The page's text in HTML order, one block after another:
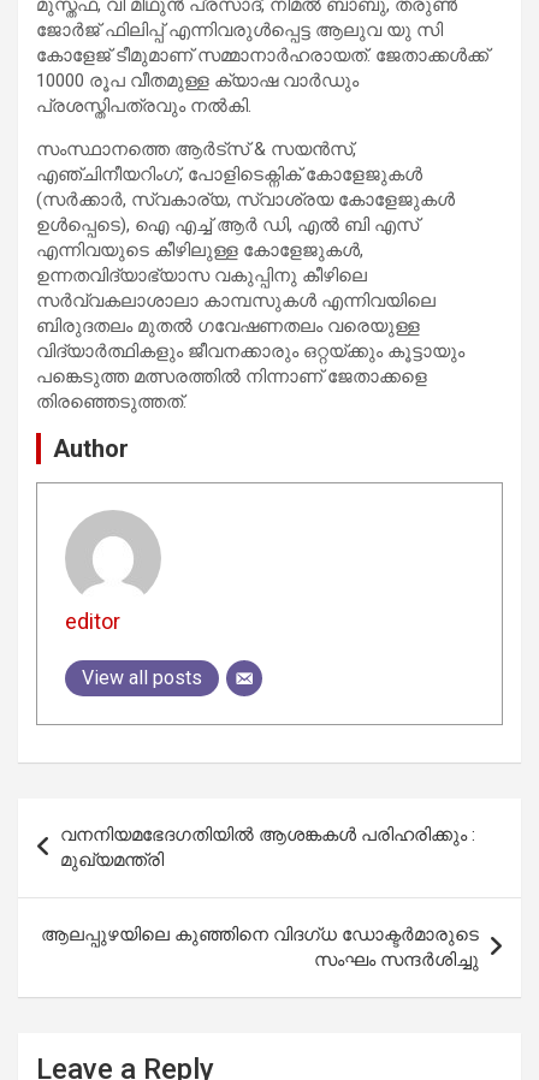
ജോർജ് ഫിലിപ്പ് എന്നിവരുൾപ്പെട്ട ആലുവ യു സി
കോളേജ് ടീമുമാണ് സമ്മാനാർഹരായത്. ജേതാക്കൾക്ക്
10000 രൂപ വീതമുള്ള ക്യാഷ വാർഡും
പ്രശസ്തിപത്രവും നൽകി.
സംസ്ഥാനത്തെ ആർട്സ് & സയൻസ്,
എഞ്ചിനീയറിംഗ്, പോളിടെക്നിക് കോളേജുകൾ
(സർക്കാർ, സ്വകാര്യ, സ്വാശ്രയ കോളേജുകൾ
ഉൾപ്പെടെ), ഐ എച്ച് ആർ ഡി, എൽ ബി എസ്
എന്നിവയുടെ കീഴിലുള്ള കോളേജുകൾ,
ഉന്നതവിദ്യാഭ്യാസ വകുപ്പിനു കീഴിലെ
സർവ്വകലാശാലാ കാമ്പസുകൾ എന്നിവയിലെ
ബിരുദതലം മുതൽ ഗവേഷണതലം വരെയുള്ള
വിദ്യാർത്ഥികളും ജീവനക്കാരും ഒറ്റയ്ക്കും കൂട്ടായും
പങ്കെടുത്ത മത്സരത്തിൽ നിന്നാണ് ജേതാക്കളെ
തിരഞ്ഞെടുത്തത്.
Author
editor
View all posts
navigation
വനനിയമഭേദഗതിയിൽ ആശങ്കകൾ പരിഹരിക്കും :
മുഖ്യമന്ത്രി
ആലപ്പുഴയിലെ കുഞ്ഞിനെ വിദഗ്ധ ഡോക്ടര്‍മാരുടെ
സംഘം സന്ദര്‍ശിച്ചു
Leave a Reply